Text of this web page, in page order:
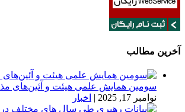
آخرین مطالب
سومین همایش علمی هیئت و آئین‌های
نوامبر 17, 2025
| اخبار